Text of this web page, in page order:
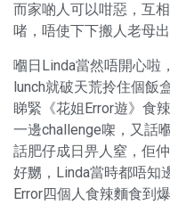
而家啲人可以咁惡，互
啫，唔使下下搬人老母出
嗰日Linda當然唔開心啦
lunch就破天荒拎住個飯
睇緊《花姐Error遊》食
一邊challenge㗎，又話
話肥仔成日畀人窒，佢
好嬲，Linda當時都唔知
Error四個人食辣麵食到